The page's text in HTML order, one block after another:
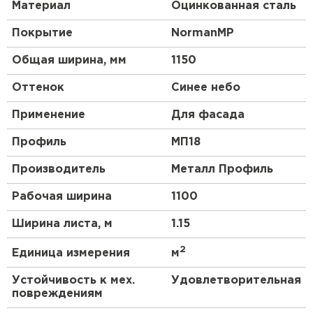
Приобретая профлист Металл Профиль МП-18 0,5
NormanMP RAL 5015 Синее небо, вы получаете
надежный и качественный материал, который
прослужит вам долгие годы и сохранит свой
первоначальный вид.
Материал Оцинкованная сталь
Покрытие NormanMP
Общая ширина, мм 1150
Оттенок Синее небо
Применение Для фасада
Профиль МП18
Производитель Металл Профиль
Рабочая ширина 1100
Ширина листа, м 1.15
Единица измерения м2
Устойчивость к мех.
повреждениям
Удовлетворительная